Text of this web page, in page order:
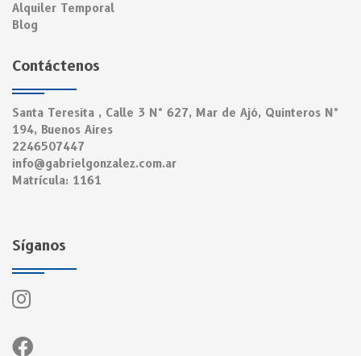
Alquiler Temporal
Blog
Contáctenos
Santa Teresita , Calle 3 N° 627, Mar de Ajó, Quinteros N°
194, Buenos Aires
2246507447
info@gabrielgonzalez.com.ar
Matrícula: 1161
Síganos